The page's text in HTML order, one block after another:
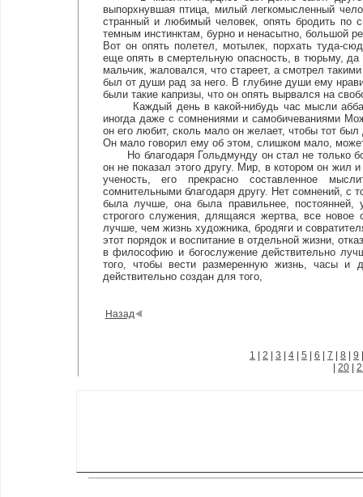
выпорхнувшая птица, милый легкомысленный
странный и любимый человек, опять бродить по
темным инстинктам, бурно и ненасытно, большой
Вот он опять полетел, мотылек, порхать туда-
еще опять в смертельную опасность, в тюрьму, да
мальчик, жаловался, что стареет, а смотрел
был от души рад за него. В глубине души ему
были такие капризы, что он опять вырвался на
Каждый день в какой-нибудь час мысли
иногда даже с сомнениями и самобичеваниями
он его любит, сколь мало он желает, чтобы тот был
Он мало говорил ему об этом, слишком мало,
Но благодаря Гольдмунду он стал не только
он не показал этого другу. Мир, в котором он жил
ученость, его прекрасно составленное
сомнительными благодаря другу. Нет сомнений, с
была лучше, она была правильнее, постоянней,
строгого служения, длящаяся жертва, все
лучше, чем жизнь художника, бродяги и
этот порядок и воспитание в отдельной жизни,
в философию и богослужение действительно
того, чтобы вести размеренную жизнь, часы и
действительно создан для того,
Назад
1 2 3 4 5 6 7 8 9
20